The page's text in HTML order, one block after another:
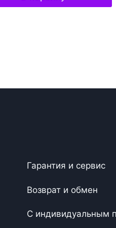
Гарантия и сервис
Возврат и обмен
С индивидуальным